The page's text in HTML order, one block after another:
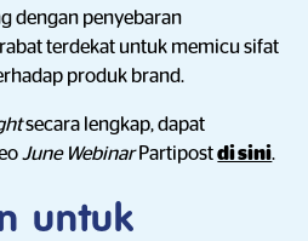
dengan penyebaran
terdekat untuk memicu sifat
produk brand.
secara lengkap, dapat
June WebinarPartipostdi sini.
untuk